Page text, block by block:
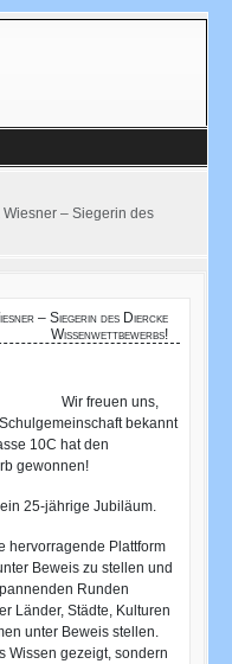
– Siegerin des
– Siegerin des Diercke
Wissenwettbewerbs!
Wir freuen uns,
bekannt
10C hat den
gewonnen!
25-jährige Jubiläum.
hervorragende Plattform
Beweis zu stellen und
Runden
Länder, Städte, Kulturen
unter Beweis stellen.
Wissen gezeigt, sondern